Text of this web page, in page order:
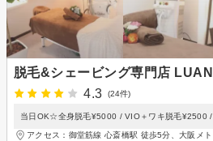
脱毛&シェービング専門店
4.3
(24件)
当日OK☆全身脱毛¥5000 / VIO＋ワキ脱毛
アクセス：御堂筋線 心斎橋駅 徒歩5分、大阪メ